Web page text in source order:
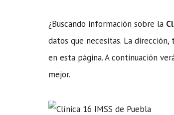
¿Buscando información sobre la
datos que necesitas. La
en esta página. A continuación
mejor.